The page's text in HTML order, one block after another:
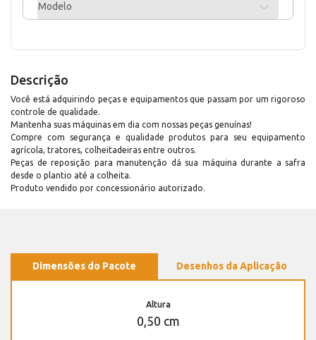
Modelo
Descrição
Você está adquirindo peças e equipamentos que passam por um rigoroso
controle de qualidade.
Mantenha suas máquinas em dia com nossas peças genuínas!
Compre com segurança e qualidade produtos para seu equipamento
agrícola, tratores, colheitadeiras entre outros.
Peças de reposição para manutenção dá sua máquina durante a safra
desde o plantio até a colheita.
Produto vendido por concessionário autorizado.
Dimensões do Pacote Desenhos da Aplicação
Altura
0,50 cm